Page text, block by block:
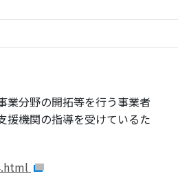
業分野の開拓等を行う事業者
援機関の指導を受けているた